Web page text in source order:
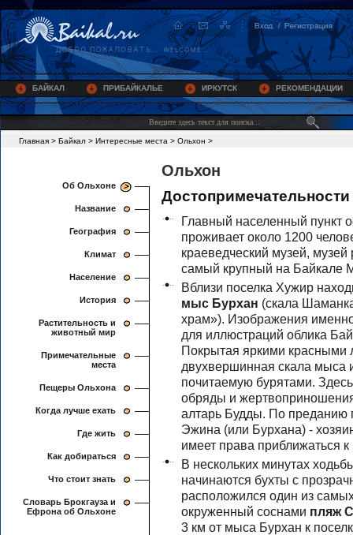
БАЙКАЛ ПРИБАЙКАЛЬЕ ИРКУТСК РЕКОМЕНДАЦИИ
Главная > Байкал > Интересные места > Ольхон >
Об Ольхоне
Название
География
Климат
Население
История
Растительность и
животный мир
Примечательные
места
Пещеры Ольхона
Когда лучше ехать
Где жить
Как добираться
Что стоит знать
Cловарь Брокгауза и
Ефрона об Ольхоне
Ольхон
Достопримечательности
Главный населенный пункт
проживает около 1200
краеведческий музей,
самый крупный на Байкале
Вблизи поселка Хужир
мыс Бурхан (скала
храм»). Изображения
для иллюстраций облика
Покрытая яркими
двухвершинная скала мыса
почитаемую бурятами.
обряды и
алтарь Будды. По
Эжина (или Бурхана) -
имеет права приближаться
В нескольких минутах
начинаются бухты с
расположился один из
окруженный соснами пляж
3 км от мыса Бурхан к